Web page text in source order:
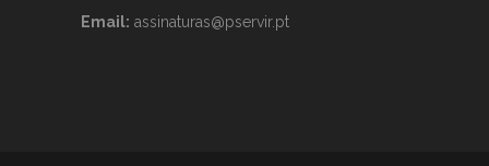
Email: assinaturas@pservir.pt